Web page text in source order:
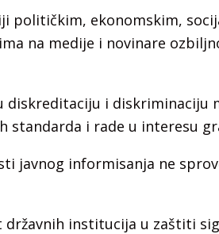
političkim, ekonomskim,
na medije i novinare
diskreditaciju i diskriminaciju
standarda i rade u interesu
javnog informisanja ne
državnih institucija u zaštiti